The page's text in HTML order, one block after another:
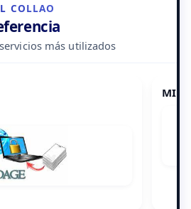
COLLAO
más utilizados